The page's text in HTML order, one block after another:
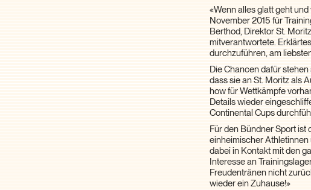
«Wenn alles glatt geht
November 2015 für
Berthod, Direktor St.
mitverantwortete.
durchzuführen, am
Die Chancen dafür
dass sie an St. Moritz als
how für Wettkämpfe
Details wieder
Continental Cups
Für den Bündner Sport
einheimischer Athletinnen
dabei in Kontakt mit den
Interesse an
Freudentränen nicht
wieder ein Zuhause!»